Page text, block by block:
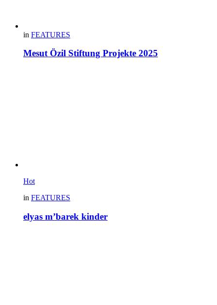
in FEATURES
Mesut Özil Stiftung Projekte 2025
Hot
in FEATURES
elyas m’barek kinder